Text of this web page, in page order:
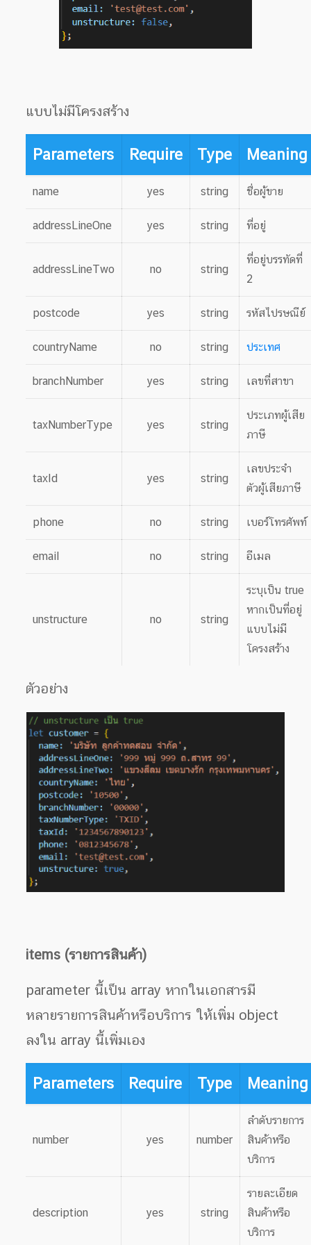
แบบไม่มีโครงสร้าง
Parameters Require Type Meaning
name yes string ชื่อผู้ขาย
addressLineOne yes string ที่อยู่
addressLineTwo no string
ที่อยู่บรรทัดที่
2
postcode yes string รหัสไปรษณีย์
countryName no string ประเทศ
branchNumber yes string เลขที่สาขา
taxNumberType yes string
ประเภทผู้เสีย
ภาษี
taxId yes string
เลขประจำ
ตัวผู้เสียภาษี
phone no string เบอร์โทรศัพท์
email no string อีเมล
unstructure no string
ระบุเป็น true
หากเป็นที่อยู่
แบบไม่มี
โครงสร้าง
ตัวอย่าง
items (รายการสินค้า)
parameter นี้เป็น array หากในเอกสารมี
หลายรายการสินค้าหรือบริการ ให้เพิ่ม object
ลงใน array นี้เพิ่มเอง
Parameters Require Type Meaning
number yes number
ลำดับรายการ
สินค้าหรือ
บริการ
description yes string
รายละเอียด
สินค้าหรือ
บริการ